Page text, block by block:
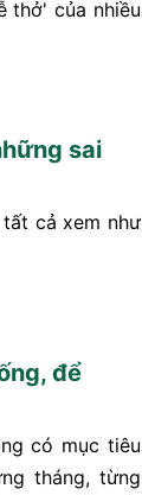
thở' của nhiều
sai
cả xem như
để
có mục tiêu
tháng, từng